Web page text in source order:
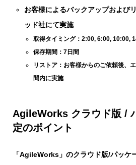
お客様によるバックアップおよび
ッド社にて実施
取得タイミング：2:00, 6:00, 10:00,
保存期間：7日間
リストア：お客様からのご依頼後、
間内に実施
AgileWorks クラウド版 /
定のポイント
「AgileWorks」のクラウド版/パッケ